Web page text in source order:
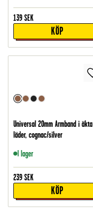
139 SEK
KÖP
Universal 20mm Armband i äkta
läder, cognac/silver
I lager
239 SEK
KÖP